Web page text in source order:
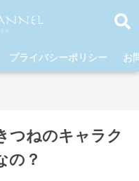
プライバシーポリシー お
つねのキャラク
の？